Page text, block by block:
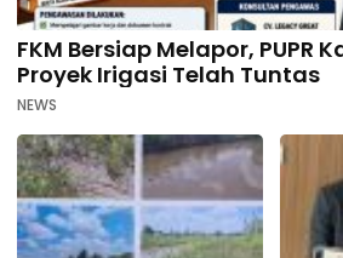
FKM Bersiap Melapor, PUPR
Proyek Irigasi Telah Tuntas
NEWS